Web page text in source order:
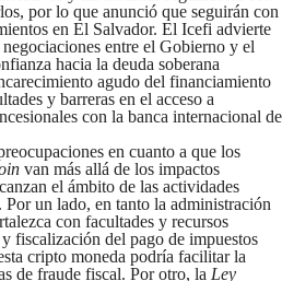
por lo que anunció que seguirán con
en El Salvador. El Icefi advierte
entre el Gobierno y el
hacia la deuda soberana
agudo del financiamiento
y barreras en el acceso a
con la banca internacional de
en cuanto a que los
van más allá de los impactos
el ámbito de las actividades
un lado, en tanto la administración
con facultades y recursos
fiscalización del pago de impuestos
cripto moneda podría facilitar la
de fraude fiscal. Por otro, la Ley